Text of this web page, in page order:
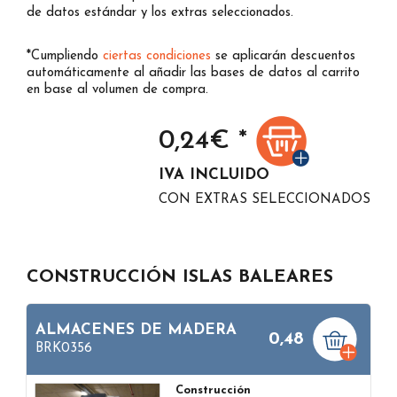
de datos estándar y los extras seleccionados.
*Cumpliendo ciertas condiciones se aplicarán descuentos
automáticamente al añadir las bases de datos al carrito
en base al volumen de compra.
0,24€ *
IVA INCLUIDO
CON EXTRAS SELECCIONADOS
CONSTRUCCIÓN ISLAS BALEARES
ALMACENES DE MADERA
BRK0356
0,48
Construcción